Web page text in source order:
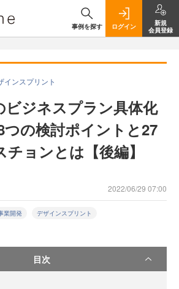
事例を探す ログイン
新規
会員登録
インスプリント
ビジネスプラン具体化
の検討ポイントと27
ョンとは【後編】
2022/06/29 07:00
業開発 デザインスプリント
目次